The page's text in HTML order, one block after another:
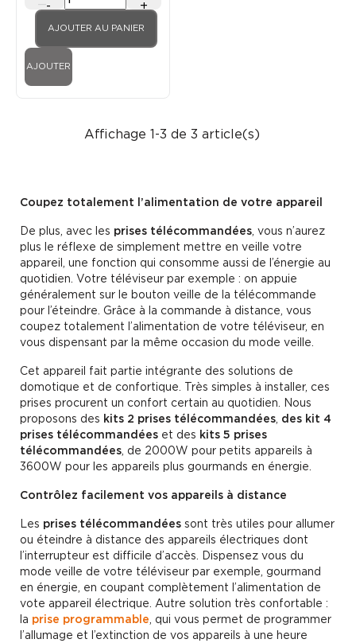
- +
AJOUTER AU PANIER
AJOUTER
Affichage 1-3 de 3 article(s)
Coupez totalement l’alimentation de votre appareil
De plus, avec les prises télécommandées , vous n’aurez
plus le réflexe de simplement mettre en veille votre
appareil, une fonction qui consomme aussi de l’énergie au
quotidien. Votre téléviseur par exemple : on appuie
généralement sur le bouton veille de la télécommande
pour l’éteindre. Grâce à la commande à distance, vous
coupez totalement l’alimentation de votre téléviseur, en
vous dispensant par la même occasion du mode veille.
Cet appareil fait partie intégrante des solutions de
domotique et de confortique. Très simples à installer, ces
prises procurent un confort certain au quotidien. Nous
proposons des kits 2 prises télécommandées des kit 4
prises télécommandées et des kits 5 prises
télécommandées , de 2000W pour petits appareils à
3600W pour les appareils plus gourmands en énergie.
Contrôlez facilement vos appareils à distance
Les prises télécommandées sont très utiles pour allumer
ou éteindre à distance des appareils électriques dont
l’interrupteur est difficile d’accès. Dispensez vous du
mode veille de votre téléviseur par exemple, gourmand
en énergie, en coupant complètement l’alimentation de
vote appareil électrique. Autre solution très confortable :
la prise programmable , qui vous permet de programmer
l’allumage et l’extinction de vos appareils à une heure